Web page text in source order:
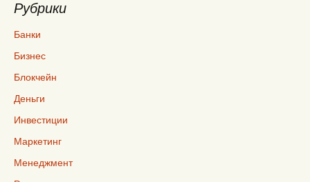
Рубрики
Банки
Бизнес
Блокчейн
Деньги
Инвестиции
Маркетинг
Менеджмент